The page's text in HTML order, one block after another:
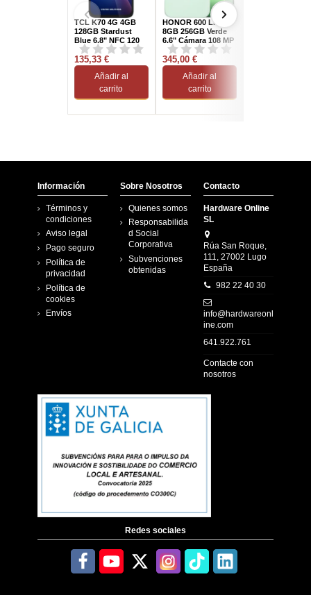
TCL K70 4G 4GB
128GB Stardust
Blue 6.8" NFC 120
Hz
135,33 €
Añadir al
carrito
HONOR 600 Lite 5G
8GB 256GB Verde
6,6" Cámara 108 MP
345,00 €
Añadir al
carrito
Información
Términos y
condiciones
Aviso legal
Pago seguro
Política de
privacidad
Política de
cookies
Envíos
Sobre Nosotros
Quienes somos
Responsabilida
d Social
Corporativa
Subvenciones
obtenidas
Contacto
Hardware Online
SL
Rúa San Roque,
111, 27002 Lugo
España
982 22 40 30
info@hardwareonl
ine.com
641.922.761
Contacte con
nosotros
Redes sociales